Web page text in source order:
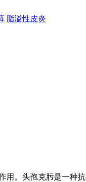
脂溢性皮炎
用。头孢克肟是一种